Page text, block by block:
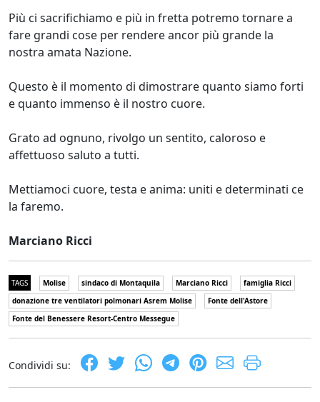
Più ci sacrifichiamo e più in fretta potremo tornare a
fare grandi cose per rendere ancor più grande la
nostra amata Nazione.
Questo è il momento di dimostrare quanto siamo forti
e quanto immenso è il nostro cuore.
Grato ad ognuno, rivolgo un sentito, caloroso e
affettuoso saluto a tutti.
Mettiamoci cuore, testa e anima: uniti e determinati ce
la faremo.
Marciano Ricci
TAGS Molise sindaco di Montaquila Marciano Ricci
famiglia Ricci
donazione tre ventilatori polmonari Asrem Molise
Fonte dell'Astore
Fonte del Benessere Resort-Centro Messegue
Condividi su: